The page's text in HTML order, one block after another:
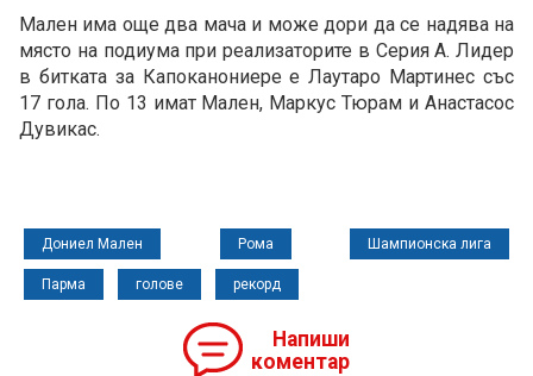
Мален има още два мача и може дори да се надява на
място на подиума при реализаторите в Серия А. Лидер
в битката за Капоканониере е Лаутаро Мартинес със
17 гола. По 13 имат Мален, Маркус Тюрам и Анастасос
Дувикас.
Дониел Мален Рома Шампионска лига
Парма голове рекорд
Напиши
коментар